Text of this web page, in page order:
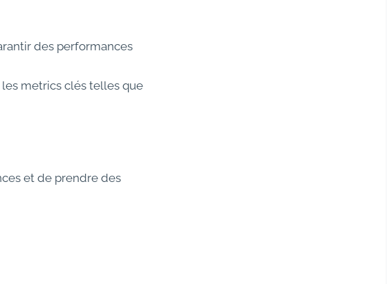
des performances
les metrics clés telles que
et de prendre des